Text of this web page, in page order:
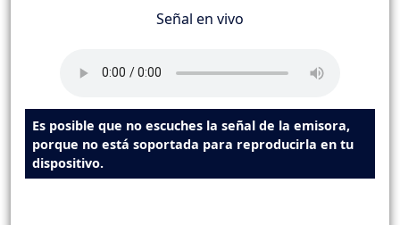
Señal en vivo
Es posible que no escuches la señal de la emisora,
porque no está soportada para reproducirla en tu
dispositivo.